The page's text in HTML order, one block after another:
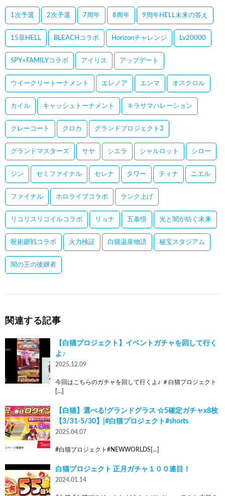
1次予選 2次予選 7周年 8周年 9周年HELL未来の答え
15章HELL BLEACHコラボ Horizonチャレンジ Lv20000
SPY×FAMILYコラボ アイリス アップデート
ウイークリートーナメント エレノア エンマ オスクロル
カイル キャッシュトーナメント キラサマハレーション
クレーコート クロカ グランドプロジェクト3
グランドマスターズ サヤ シエラ シャルロット シロー
ジン セミファイナル セレナ タワー ティナ ニエル
ファイナル ホロライブコラボ ランク上げ
リコリスリコイルコラボ リョナ 五条悟 光と闇が紡ぐ未来
呪術廻戦コラボ 火力検証 白猫温泉物語 秘宝スタジアム
闇の王の後継者
関連する記事
【白猫プロジェクト】イベントガチャを回して行く
よ♪
2025.12.09
今回はこちらのガチャを回して行くよ♪ ＃白猫プロジェクト
[…]
【白猫】選べる!グランドグラス ☆5確定ガチャx8枚
【3/31-5/30】|#白猫プロジェクト#shorts
2025.04.07
#白猫プロジェクト#NEWWORLDS[…]
白猫プロジェクト 正月ガチャ１００連目！
2024.01.14